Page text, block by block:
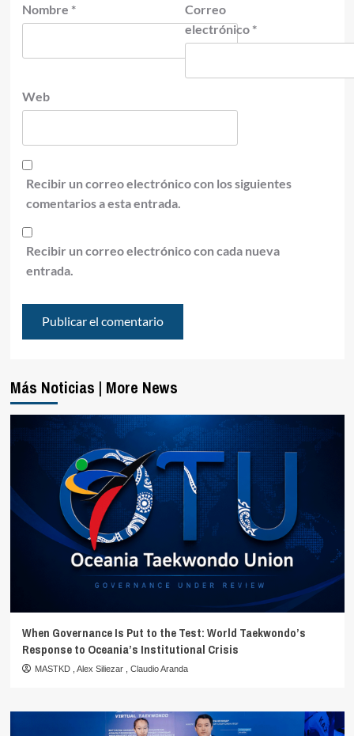
Nombre *
Correo
electrónico *
Web
Recibir un correo electrónico con los siguientes
comentarios a esta entrada.
Recibir un correo electrónico con cada nueva
entrada.
Más Noticias | More News
When Governance Is Put to the Test: World Taekwondo’s
Response to Oceania’s Institutional Crisis
MASTKD Alex Siliezar Claudio Aranda